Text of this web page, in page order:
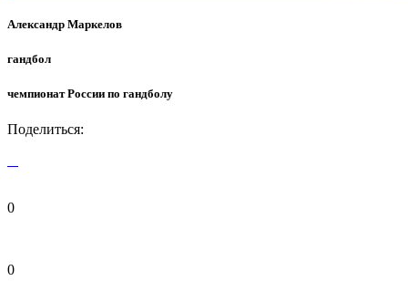
Александр Маркелов
гандбол
чемпионат России по гандболу
Поделиться:
0
0